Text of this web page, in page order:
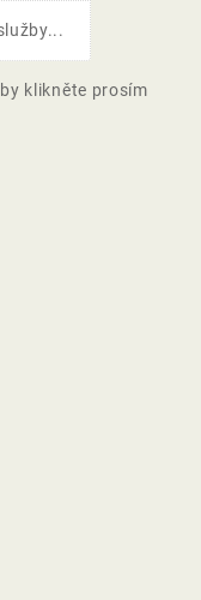
klikněte prosím